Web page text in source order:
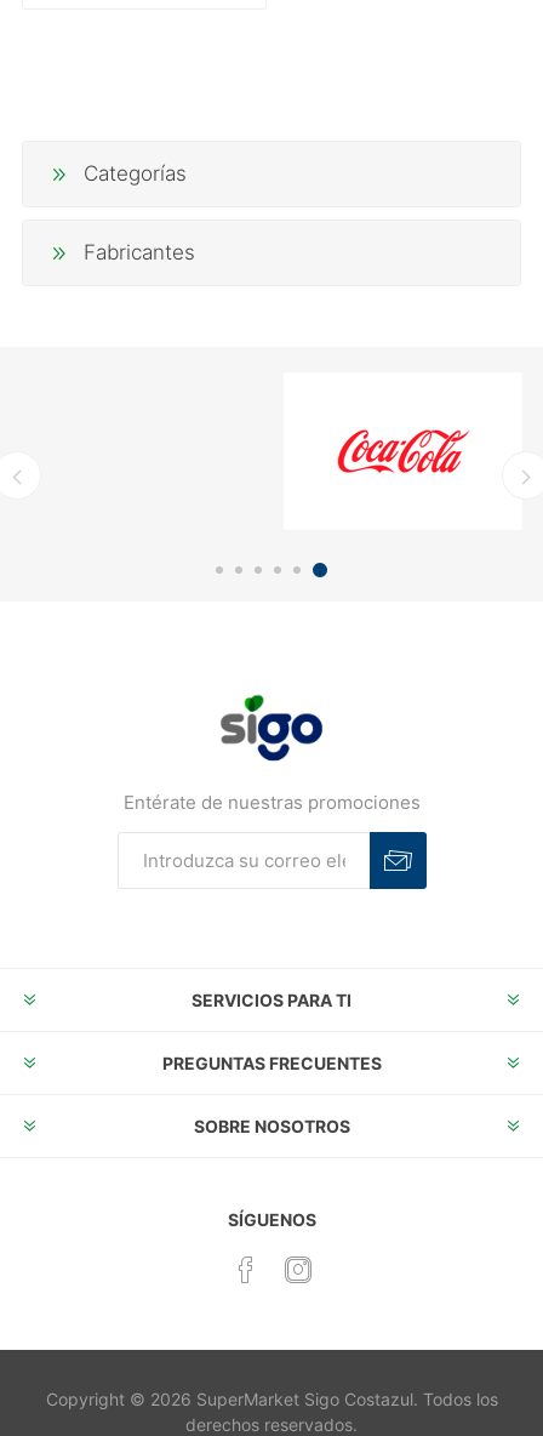
Categorías
Fabricantes
Entérate de nuestras promociones
SERVICIOS PARA TI
PREGUNTAS FRECUENTES
SOBRE NOSOTROS
SÍGUENOS
Copyright © 2026 SuperMarket Sigo Costazul. Todos los
derechos reservados.